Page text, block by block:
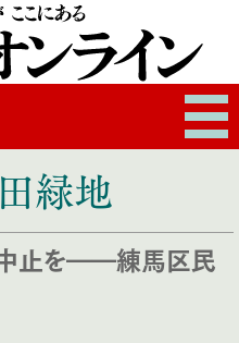
緑地
止を――練馬区民